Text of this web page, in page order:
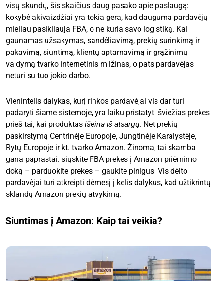
visų skundų, šis skaičius daug pasako apie paslaugą:
kokybė akivaizdžiai yra tokia gera, kad dauguma pardavėjų
mieliau pasikliauja FBA, o ne kuria savo logistiką. Kai
gaunamas užsakymas, sandėliavimą, prekių surinkimą ir
pakavimą, siuntimą, klientų aptarnavimą ir grąžinimų
valdymą tvarko internetinis milžinas, o pats pardavėjas
neturi su tuo jokio darbo.
Vienintelis dalykas, kurį rinkos pardavėjai vis dar turi
padaryti šiame sistemoje, yra laiku pristatyti šviežias prekes
prieš tai, kai produktas išeina iš atsargų. Net prekių
paskirstymą Centrinėje Europoje, Jungtinėje Karalystėje,
Rytų Europoje ir kt. tvarko Amazon. Žinoma, tai skamba
gana paprastai: siųskite FBA prekes į Amazon priėmimo
doką – parduokite prekes – gaukite pinigus. Vis dėlto
pardavėjai turi atkreipti dėmesį į kelis dalykus, kad užtikrintų
sklandų Amazon prekių atvykimą.
Siuntimas į Amazon: Kaip tai veikia?